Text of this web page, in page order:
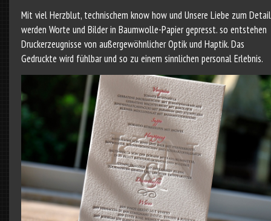
Mit viel Herzblut, technischem know how und Unsere Liebe zum Detail
werden Worte und Bilder in Baumwolle-Papier gepresst. so entstehen
Druckerzeugnisse von außergewöhnlicher Optik und Haptik. Das
Gedruckte wird fühlbar und so zu einem sinnlichen personal Erlebnis.